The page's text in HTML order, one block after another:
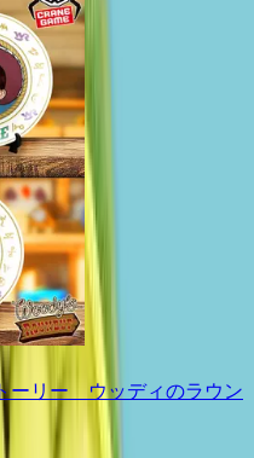
リー ウッディのラウン